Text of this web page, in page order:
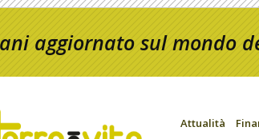
aggiornato sul mondo
Attualità